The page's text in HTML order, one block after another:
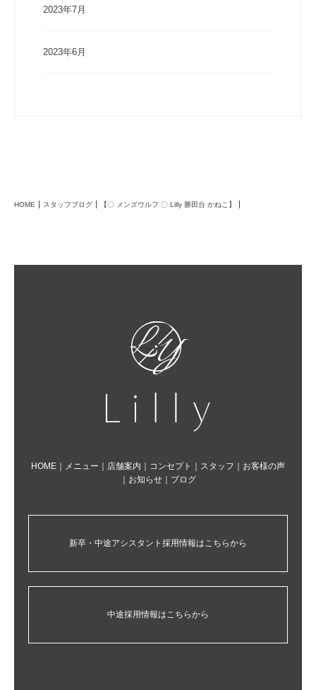
2023年7月
2023年6月
HOME スタッフブログ 【〇 メンズウルフ 〇 Lilly 勝田台 かねこ】
HOME ｜ メニュー ｜ 店舗案内 ｜ コンセプト ｜ スタッフ ｜ お客様の声
｜ お知らせ ｜ ブログ
新卒・中途アシスタント採用情報はこちらから
中途採用情報はこちらから